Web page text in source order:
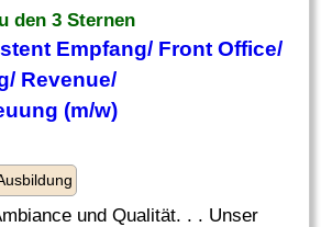
den 3 Sternen
Empfang/ Front Office/
/ Revenue/
(m/w)
und Qualität. . . Unser